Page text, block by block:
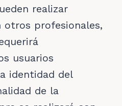
realizar
otros profesionales,
usuarios
identidad del
de la